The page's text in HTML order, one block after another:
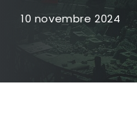
10 novembre 2024